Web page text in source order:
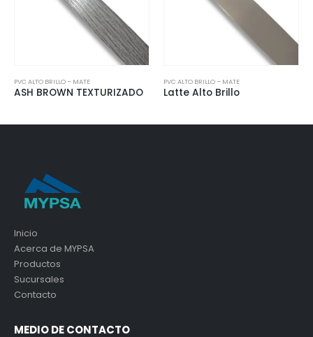
ALTO BRILLO – MATE
BROWN TEXTURIZADO
PVC ALTO BRILLO – MATE
Latte Alto Brillo
Inicio
Acerca de MYPSA
Productos
Sucursales
Contacto
MEDIO DE CONTACTO